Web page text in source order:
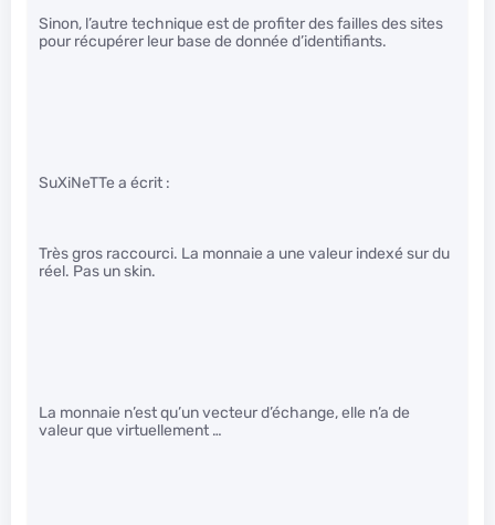
Sinon, l’autre technique est de profiter des failles des sites
pour récupérer leur base de donnée d’identifiants.
SuXiNeTTe a écrit :
Très gros raccourci. La monnaie a une valeur indexé sur du
réel. Pas un skin.
La monnaie n’est qu’un vecteur d’échange, elle n’a de
valeur que virtuellement …